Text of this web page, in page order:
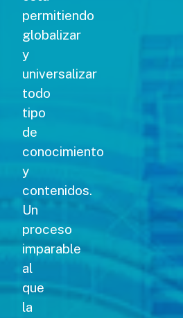
permitiendo
globalizar
y
universalizar
todo
tipo
de
conocimiento
y
contenidos.
Un
proceso
imparable
al
que
la